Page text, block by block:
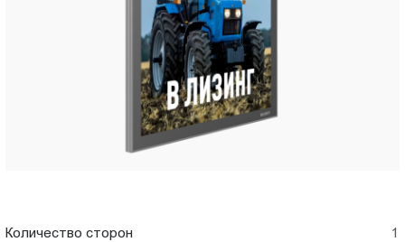
Количество сторон 1